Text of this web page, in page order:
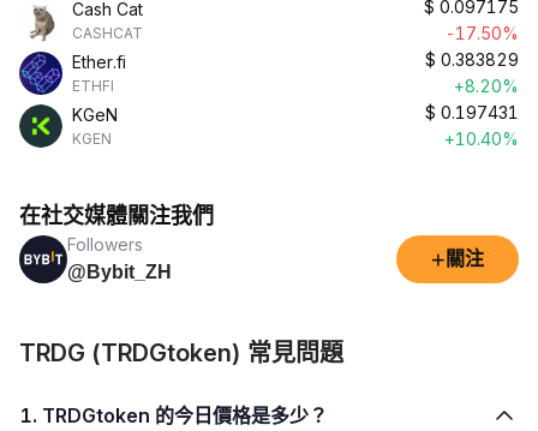
Cash Cat
CASHCAT
$ 0.097175
-17.50%
Ether.fi
ETHFI
$ 0.383829
+8.20%
KGeN
KGEN
$ 0.197431
+10.40%
在社交媒體關注我們
Followers
@Bybit_ZH
+ 關注
TRDG (TRDGtoken) 常見問題
1. TRDGtoken 的今日價格是多少？